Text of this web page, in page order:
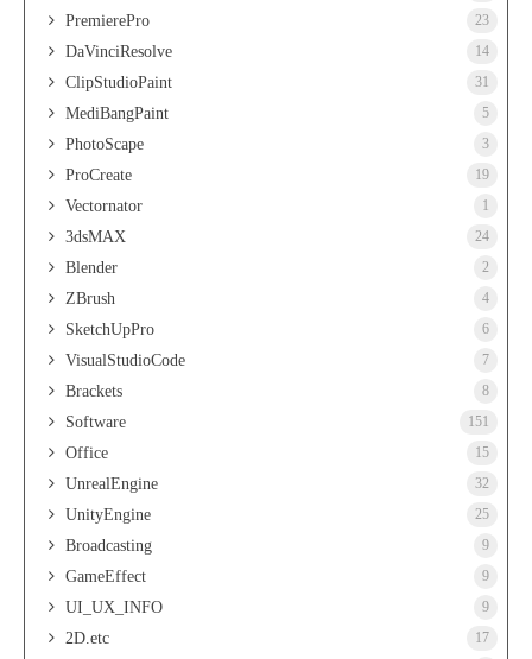
PremierePro 23
DaVinciResolve 14
ClipStudioPaint 31
MediBangPaint 5
PhotoScape 3
ProCreate 19
Vectornator 1
3dsMAX 24
Blender 2
ZBrush 4
SketchUpPro 6
VisualStudioCode 7
Brackets 8
Software 151
Office 15
UnrealEngine 32
UnityEngine 25
Broadcasting 9
GameEffect 9
UI_UX_INFO 9
2D.etc 17